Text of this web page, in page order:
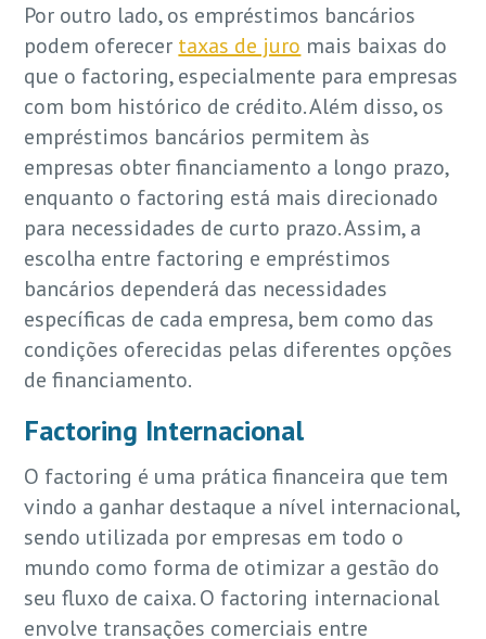
Por outro lado, os empréstimos bancários
podem oferecer taxas de juro mais baixas do
que o factoring, especialmente para empresas
com bom histórico de crédito. Além disso, os
empréstimos bancários permitem às
empresas obter financiamento a longo prazo,
enquanto o factoring está mais direcionado
para necessidades de curto prazo. Assim, a
escolha entre factoring e empréstimos
bancários dependerá das necessidades
específicas de cada empresa, bem como das
condições oferecidas pelas diferentes opções
de financiamento.
Factoring Internacional
O factoring é uma prática financeira que tem
vindo a ganhar destaque a nível internacional,
sendo utilizada por empresas em todo o
mundo como forma de otimizar a gestão do
seu fluxo de caixa. O factoring internacional
envolve transações comerciais entre